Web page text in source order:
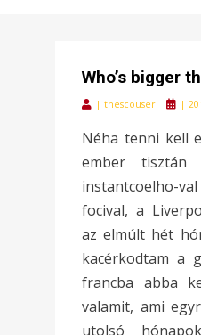
Who’s bigger
| thescouser
Posted
|
Néha tenni kell
ember
instantcoelho-
focival, a
az elmúlt hét
kacérkodtam a
francba abba
valamit, ami
utolsó